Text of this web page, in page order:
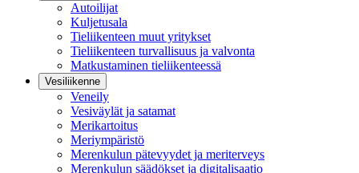
Autoilijat
Kuljetusala
Tieliikenteen muut yritykset
Tieliikenteen turvallisuus ja valvonta
Matkustaminen tieliikenteessä
Vesiliikenne
Veneily
Vesiväylät ja satamat
Merikartoitus
Meriympäristö
Merenkulun pätevyydet ja meriterveys
Merenkulun säädökset ja digitalisaatio